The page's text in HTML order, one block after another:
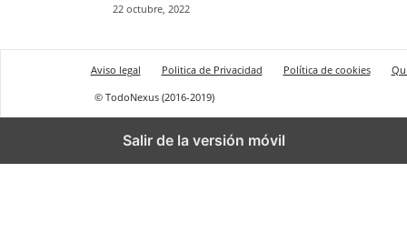
22 octubre, 2022
Aviso legal Politica de Privacidad Política de cookies
© TodoNexus (2016-2019)
Salir de la versión móvil